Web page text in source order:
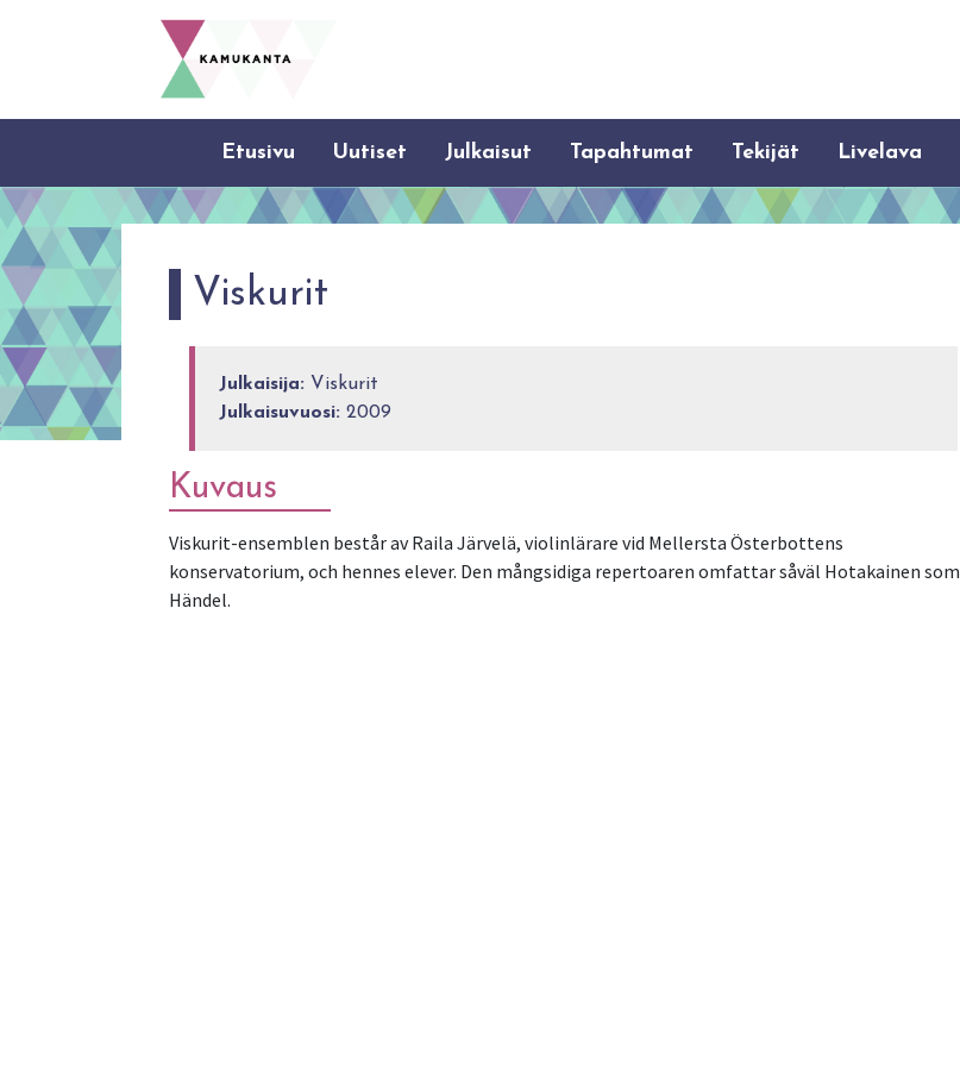
Etusivu Uutiset Julkaisut Tapahtumat Tekijät Livelava
Viskurit
Julkaisija: Viskurit
Julkaisuvuosi: 2009
Kuvaus
Viskurit-ensemblen består av Raila Järvelä, violinlärare vid Mellersta Österbottens
konservatorium, och hennes elever. Den mångsidiga repertoaren omfattar såväl Hotakainen som
Händel.